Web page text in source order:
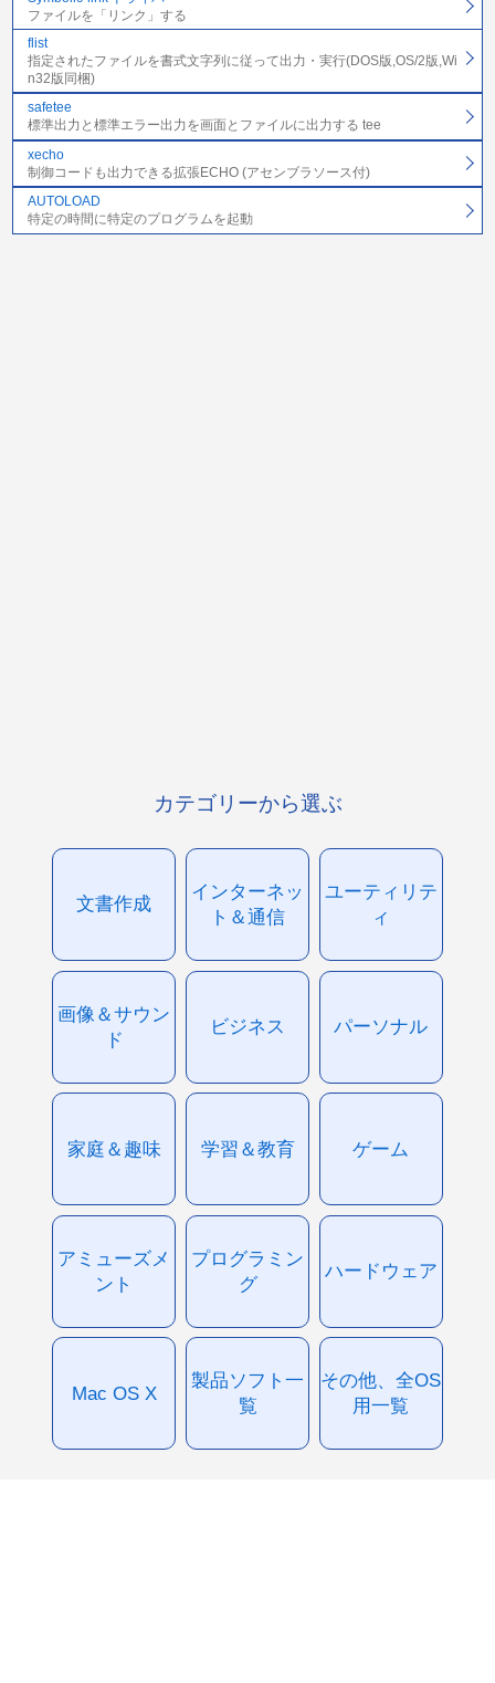
ファイルを「リンク」する
flist
指定されたファイルを書式文字列に従って出力・実行(DOS版,OS/2版,Wi
n32版同梱)
safetee
標準出力と標準エラー出力を画面とファイルに出力する tee
xecho
制御コードも出力できる拡張ECHO (アセンブラソース付)
AUTOLOAD
特定の時間に特定のプログラムを起動
カテゴリーから選ぶ
文書作成
インターネッ
ト＆通信
ユーティリテ
ィ
画像＆サウン
ド
ビジネス パーソナル
家庭＆趣味 学習＆教育 ゲーム
アミューズメ
ント
プログラミン
グ
ハードウェア
Mac OS X
製品ソフト一
覧
その他、全OS
用一覧